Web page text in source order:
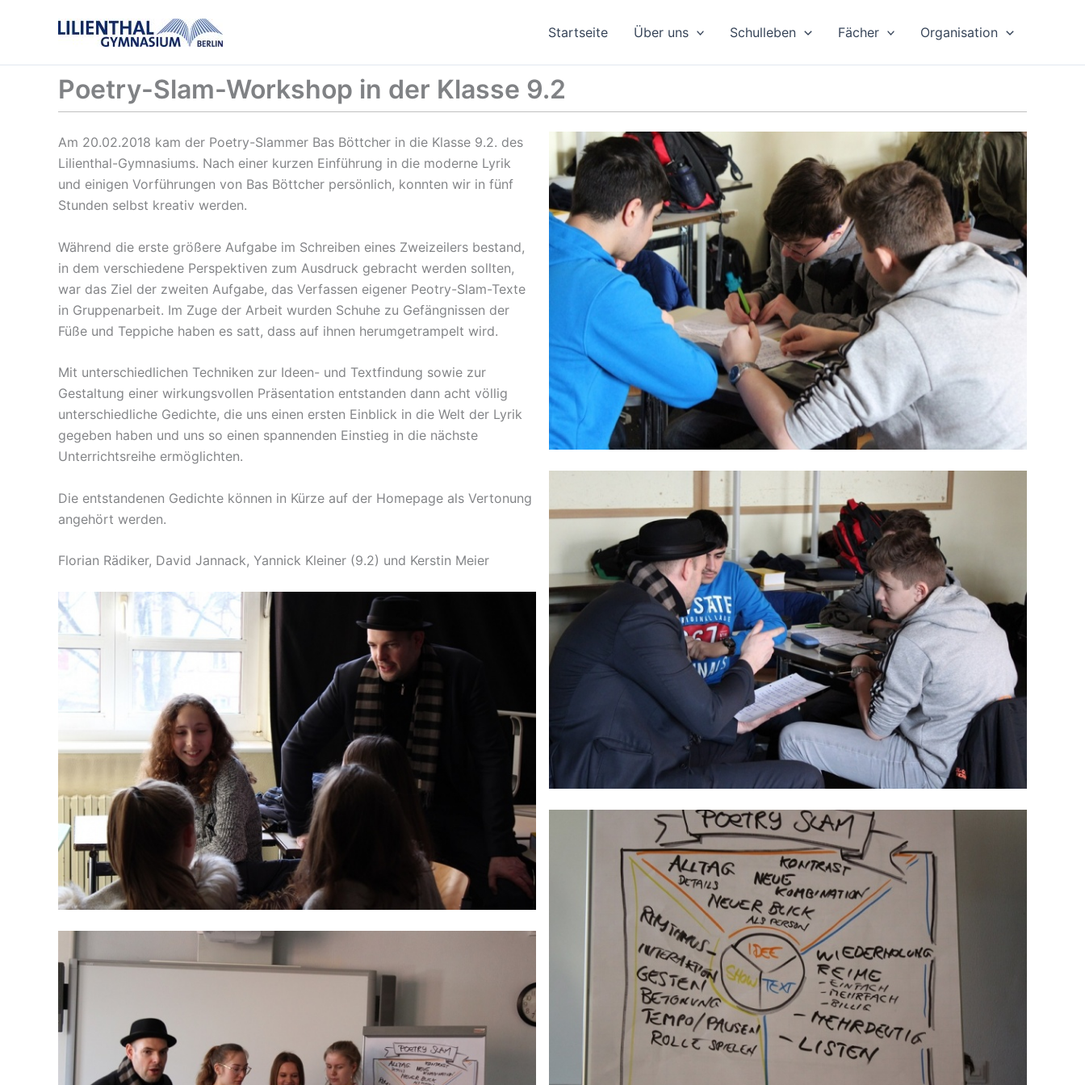
Startseite Über uns Schulleben Fächer Organisation
Poetry-Slam-Workshop in der Klasse 9.2
Am 20.02.2018 kam der Poetry-Slammer Bas Böttcher in die Klasse 9.2. des
Lilienthal-Gymnasiums. Nach einer kurzen Einführung in die moderne Lyrik
und einigen Vorführungen von Bas Böttcher persönlich, konnten wir in fünf
Stunden selbst kreativ werden.
Während die erste größere Aufgabe im Schreiben eines Zweizeilers bestand,
in dem verschiedene Perspektiven zum Ausdruck gebracht werden sollten,
war das Ziel der zweiten Aufgabe, das Verfassen eigener Peotry-Slam-Texte
in Gruppenarbeit. Im Zuge der Arbeit wurden Schuhe zu Gefängnissen der
Füße und Teppiche haben es satt, dass auf ihnen herumgetrampelt wird.
Mit unterschiedlichen Techniken zur Ideen- und Textfindung sowie zur
Gestaltung einer wirkungsvollen Präsentation entstanden dann acht völlig
unterschiedliche Gedichte, die uns einen ersten Einblick in die Welt der Lyrik
gegeben haben und uns so einen spannenden Einstieg in die nächste
Unterrichtsreihe ermöglichten.
Die entstandenen Gedichte können in Kürze auf der Homepage als Vertonung
angehört werden.
Florian Rädiker, David Jannack, Yannick Kleiner (9.2) und Kerstin Meier